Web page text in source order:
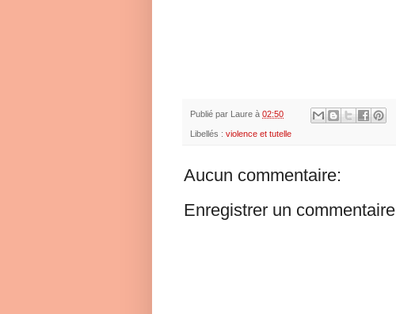
Publié par Laure à 02:50
Libellés : violence et tutelle
Aucun commentaire:
Enregistrer un commentaire